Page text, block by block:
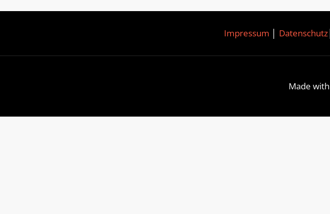
Impressum Datenschutz│
Made with